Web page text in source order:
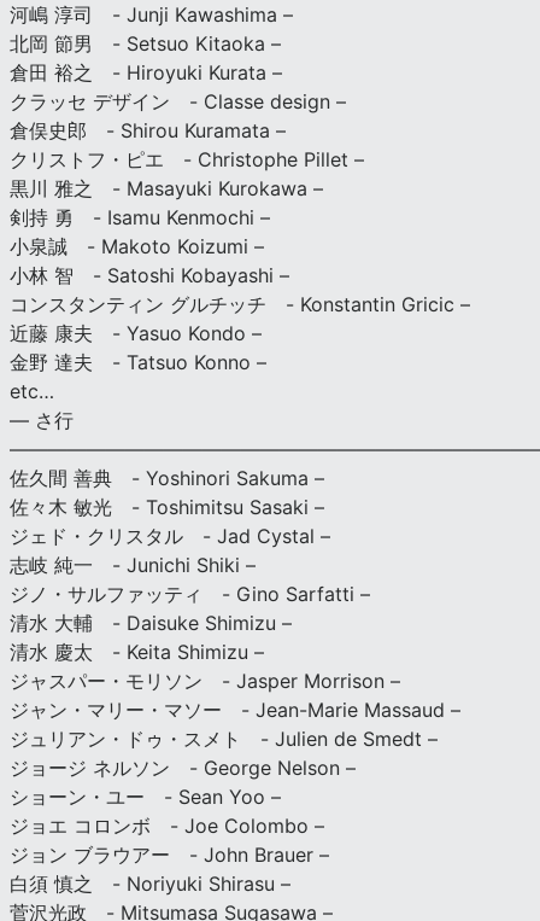
河嶋 淳司 - Junji Kawashima –
北岡 節男 - Setsuo Kitaoka –
倉田 裕之 - Hiroyuki Kurata –
クラッセ デザイン - Classe design –
倉俣史郎 - Shirou Kuramata –
クリストフ・ピエ - Christophe Pillet –
黒川 雅之 - Masayuki Kurokawa –
剣持 勇 - Isamu Kenmochi –
小泉誠 - Makoto Koizumi –
小林 智 - Satoshi Kobayashi –
コンスタンティン グルチッチ - Konstantin Gricic –
近藤 康夫 - Yasuo Kondo –
金野 達夫 - Tatsuo Konno –
etc…
— さ行
佐久間 善典 - Yoshinori Sakuma –
佐々木 敏光 - Toshimitsu Sasaki –
ジェド・クリスタル - Jad Cystal –
志岐 純一 - Junichi Shiki –
ジノ・サルファッティ - Gino Sarfatti –
清水 大輔 - Daisuke Shimizu –
清水 慶太 - Keita Shimizu –
ジャスパー・モリソン - Jasper Morrison –
ジャン・マリー・マソー - Jean-Marie Massaud –
ジュリアン・ドゥ・スメト - Julien de Smedt –
ジョージ ネルソン - George Nelson –
ショーン・ユー - Sean Yoo –
ジョエ コロンボ - Joe Colombo –
ジョン ブラウアー - John Brauer –
白須 慎之 - Noriyuki Shirasu –
菅沢光政 - Mitsumasa Sugasawa –